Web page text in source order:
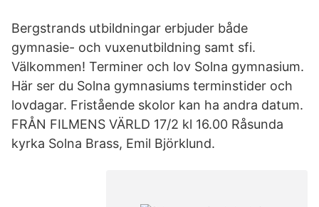
Bergstrands utbildningar erbjuder både
gymnasie- och vuxenutbildning samt sfi.
Välkommen! Terminer och lov Solna gymnasium.
Här ser du Solna gymnasiums terminstider och
lovdagar. Fristående skolor kan ha andra datum.
FRÅN FILMENS VÄRLD 17/2 kl 16.00 Råsunda
kyrka Solna Brass, Emil Björklund.